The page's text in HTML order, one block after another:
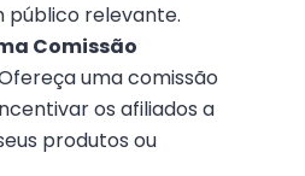
público relevante.
Comissão
uma comissão
os afiliados a
produtos ou